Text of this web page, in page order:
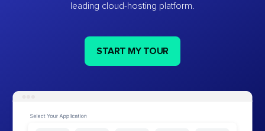
leading cloud-hosting platform.
START MY TOUR